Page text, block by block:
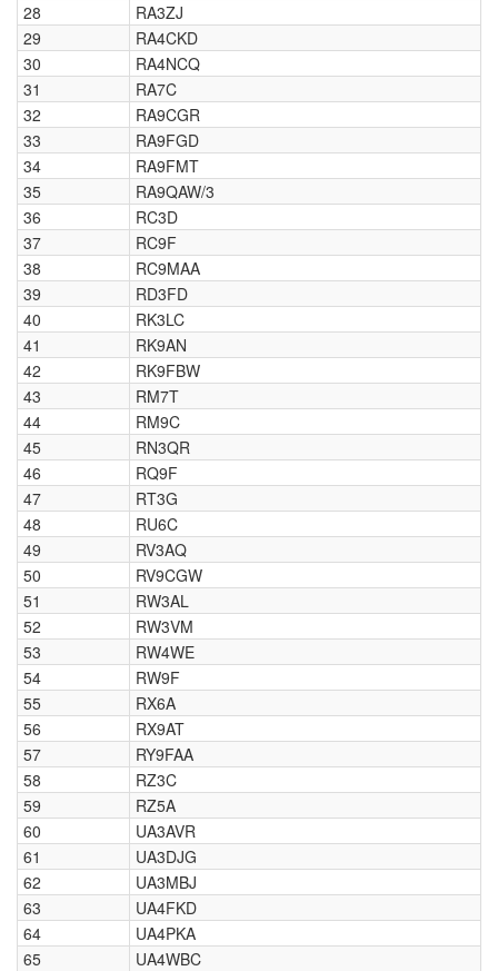
28
RA3ZJ
29
RA4CKD
30
RA4NCQ
31
RA7C
32
RA9CGR
33
RA9FGD
34
RA9FMT
35
RA9QAW/3
36
RC3D
37
RC9F
38
RC9MAA
39
RD3FD
40
RK3LC
41
RK9AN
42
RK9FBW
43
RM7T
44
RM9C
45
RN3QR
46
RQ9F
47
RT3G
48
RU6C
49
RV3AQ
50
RV9CGW
51
RW3AL
52
RW3VM
53
RW4WE
54
RW9F
55
RX6A
56
RX9AT
57
RY9FAA
58
RZ3C
59
RZ5A
60
UA3AVR
61
UA3DJG
62
UA3MBJ
63
UA4FKD
64
UA4PKA
65
UA4WBC